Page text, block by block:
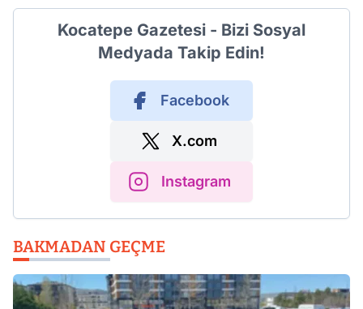
Kocatepe Gazetesi - Bizi Sosyal
Medyada Takip Edin!
Facebook
X.com
Instagram
BAKMADAN GEÇME